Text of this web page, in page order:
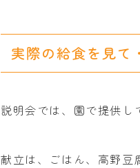
実際の給食を見て
説明会では、園で提供し
献立は、ごはん、高野豆